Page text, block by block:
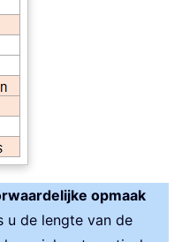
opmaak
u de lengte van de